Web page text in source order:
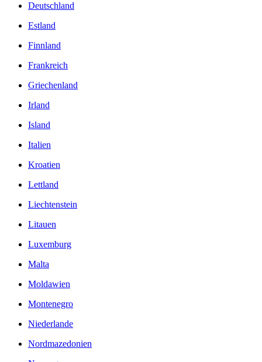
Deutschland
Estland
Finnland
Frankreich
Griechenland
Irland
Island
Italien
Kroatien
Lettland
Liechtenstein
Litauen
Luxemburg
Malta
Moldawien
Montenegro
Niederlande
Nordmazedonien